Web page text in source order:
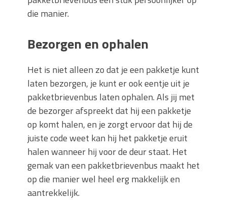
die manier.
Bezorgen en ophalen
Het is niet alleen zo dat je een pakketje kunt
laten bezorgen, je kunt er ook eentje uit je
pakketbrievenbus laten ophalen. Als jij met
de bezorger afspreekt dat hij een pakketje
op komt halen, en je zorgt ervoor dat hij de
juiste code weet kan hij het pakketje eruit
halen wanneer hij voor de deur staat. Het
gemak van een pakketbrievenbus maakt het
op die manier wel heel erg makkelijk en
aantrekkelijk.